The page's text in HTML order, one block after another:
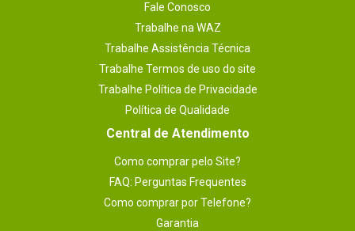
Classificação etária
Uso moderado de palavras de baixo calão
/ Cenas envolvendo conflitos agressivos
(pode conter cenas de desmembramento
de partes do corpo, sem sangue)
97456
Garantia
Fale Conosco
Trabalhe na WAZ
Trabalhe Assistência Técnica
Trabalhe Termos de uso do site
Trabalhe Política de Privacidade
Política de Qualidade
Central de Atendimento
Como comprar pelo Site?
FAQ: Perguntas Frequentes
Como comprar por Telefone?
Garantia